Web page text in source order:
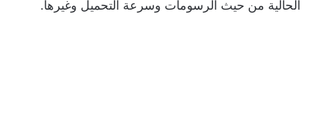
الحالية من حيث الرسومات وسرعة التحميل وغيرها.